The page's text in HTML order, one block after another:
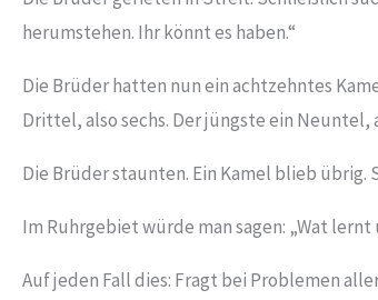
herumstehen. Ihr könnt es haben.“
Die Brüder hatten nun ein achtzehntes
Drittel, also sechs. Der jüngste ein Neuntel,
Die Brüder staunten. Ein Kamel blieb übrig.
Im Ruhrgebiet würde man sagen: „Wat lernt
Auf jeden Fall dies: Fragt bei Problemen